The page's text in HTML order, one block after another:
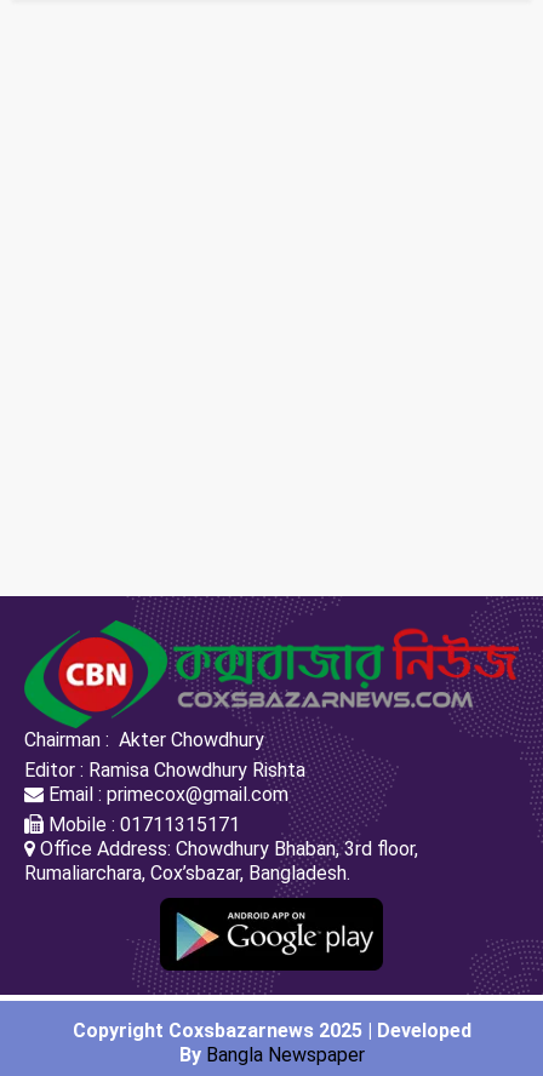
Chairman : Akter Chowdhury
Editor : Ramisa Chowdhury Rishta
Email : primecox@gmail.com
Mobile : 01711315171
Office Address: Chowdhury Bhaban, 3rd floor,
Rumaliarchara, Cox’sbazar, Bangladesh.
Copyright Coxsbazarnews 2025 | Developed
By Bangla Newspaper